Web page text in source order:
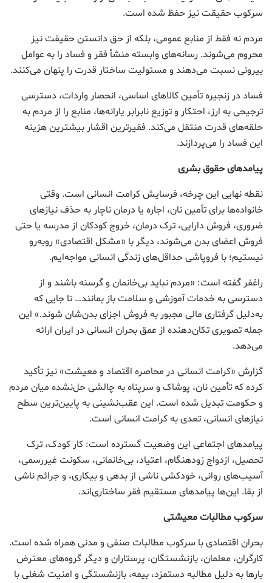
سرکوب حقیقت نیز حفظ شده است.
مردم نه فقط از منابع عمومی، بلکه از حق دانستن حقیقت نیز
محروم می‌شوند. رسانه‌های وابسته منشأ فقر و فساد را به عوامل
بیرونی نسبت می‌دهند و مسئولیت ساختار قدرت را پنهان می‌کنند.
فساد در زنجیره تأمین کالاهای اساسی، انحصار واردات، دسترسی
ترجیحی به ارز، احتکار و توزیع نابرابر یارانه‌ها، منابع را از مردم به
حلقه‌های قدرت منتقل می‌کند. فقیرترین اقشار بیشترین هزینه
این فساد را می‌پردازند.
پیامدهای حقوق بشری
نقطه نهایی این چرخه، فرسایش کرامت انسانی است. وقتی
خانواده‌ها برای تأمین نان، اجاره یا درمان ناچار به حذف نیازهای
ضروری، فروش دارایی، ترک درمان، خروج کودکان از مدرسه یا حتی
فروش اعضای بدن می‌شوند، دیگر با «مشکل اقتصادی» روبه‌رو
نیستیم؛ با فروپاشی حداقل‌های زندگی انسانی مواجه‌ایم.
راغفر گفته است: «مردم نباید بی‌خانمان و گرسنه باشند و از
دسترسی به خدمات آموزشی و سلامت باز بمانند… تا جایی که
به‌دلیل گرفتاری مالی مجبور به فروش اجزای بدن‌شان شوند.» این
جمله تصویری تکان‌دهنده از عمق بحران انسانی در ایران ارائه
می‌دهد.
گزارش «کرامت انسانی در محاصره اقتصاد و معیشت» نیز تأکید
کرده که تأمین نان، پوشاک و سرپناه به چالشی حل‌نشده میان مردم
و حکومت تبدیل شده است. این عقب‌نشینی به پایین‌ترین سطح
نیازهای انسانی، تعدی به کرامت انسانی است.
پیامدهای اجتماعی این وضعیت گسترده است: کار کودک، ترک
تحصیل، ازدواج زودهنگام، اعتیاد، بی‌خانمانی، سکونت غیررسمی،
آسیب‌های روانی، خودکشی ناشی از بدهی و بیکاری، و جرائم ناشی
از بقا. این‌ها پیامدهای مستقیم فقر ساختاری‌اند.
سرکوب مطالبات معیشتی
بحران اقتصادی با سرکوب مطالبات صنفی و مدنی همراه شده است.
کارگران، معلمان، بازنشستگان، پرستاران و دیگر گروه‌های معترض
بارها به دلیل مطالبه دستمزد، بیمه، بازنشستگی و امنیت شغلی با